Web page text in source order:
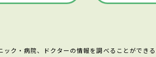
ク・病院、ドクターの情報を調べることができる